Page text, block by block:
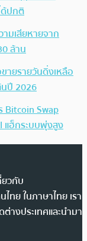
ด้ปกติ
ามเสียหายจาก
ล้าน
ายรายวันดิ่งเหลือ
ปี 2026
Bitcoin Swap
แฮ็กระบบพุ่งสูง
วกับ
ทย ในภาษาไทย เรา
างประเทศและนำมา